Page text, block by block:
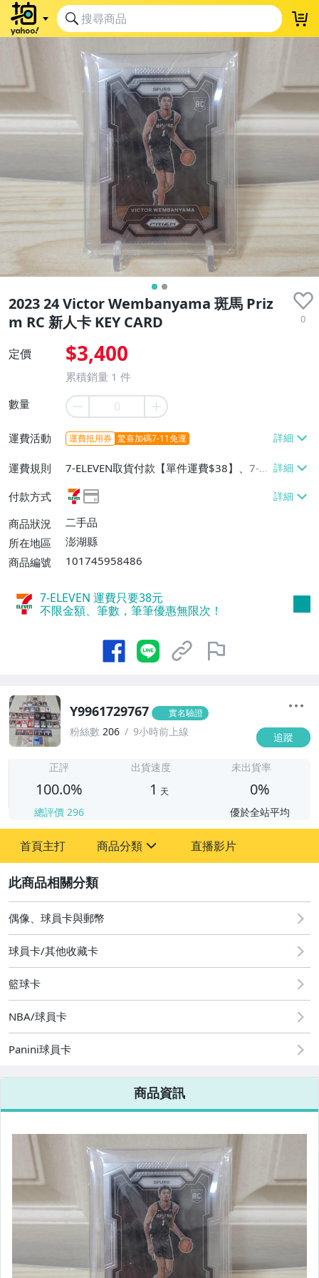
2023 24 Victor Wembanyama 斑馬 Priz
m RC 新人卡 KEY CARD
0
定價 $3,400
累積銷量 1 件
數量
運費活動 運費抵用券 驚喜加碼7-11免運
運費規則
7-ELEVEN取貨付款【單件運費$38】、7-EL
EVEN取貨不付款【單件運費$38】
付款方式
商品狀況
二手品
所在地區
澎湖縣
商品編號
101745958486
7-ELEVEN 運費只要38元
不限金額、筆數，筆筆優惠無限次！
Y9961729767 實名驗證
粉絲數 206 9小時前上線 追蹤
正評
100.0%
總評價 296
出貨速度
1 天
未出貨率
0%
優於全站平均
首頁主打 商品分類
偶像、球員卡與郵幣
直播影片
偶像、球員卡與郵幣
球員卡/其他收藏卡
籃球卡
NBA/球員卡
Panini球員卡
商品資訊